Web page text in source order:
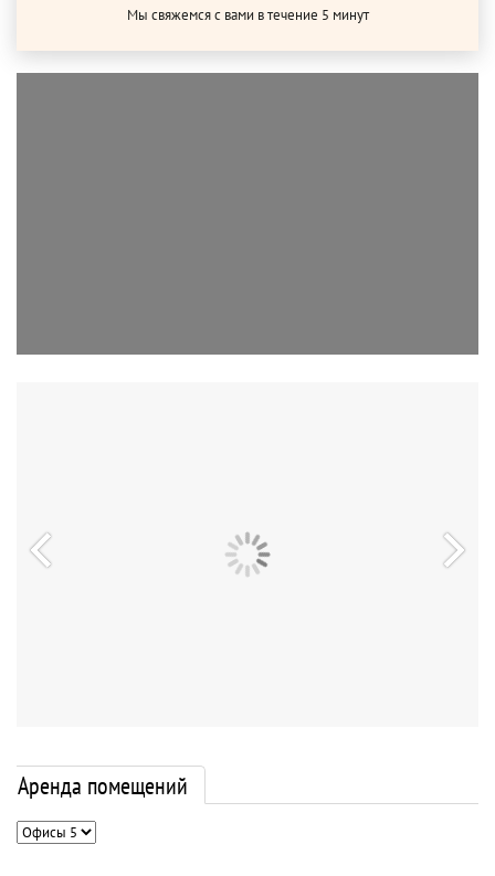
Мы свяжемся с вами в течение 5 минут
Аренда помещений